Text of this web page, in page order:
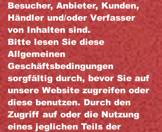
Besucher, Anbieter, Kunden,
Händler und/oder Verfasser
von Inhalten sind.
Bitte lesen Sie diese
Allgemeinen
Geschäftsbedingungen
sorgfältig durch, bevor Sie auf
unsere Website zugreifen oder
diese benutzen. Durch den
Zugriff auf oder die Nutzung
eines jeglichen Teils der